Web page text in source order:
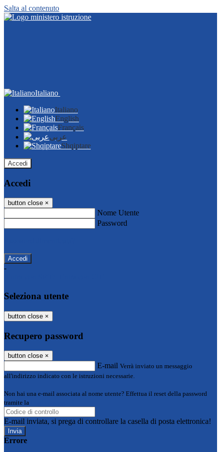
Salta al contenuto
Italiano
Italiano
English
Français
عربى
Shqiptare
Accedi
Accedi
button close ×
Nome Utente
Password
-
Seleziona utente
button close ×
Recupero password
button close ×
E-mail Verrà inviato un messaggio
all'indirizzo indicato con le istruzioni necessarie.
Non hai una e-mail associata al nome utente? Effettua il reset della password
tramite la
E-mail inviata, si prega di controllare la casella di posta elettronica!
Errore